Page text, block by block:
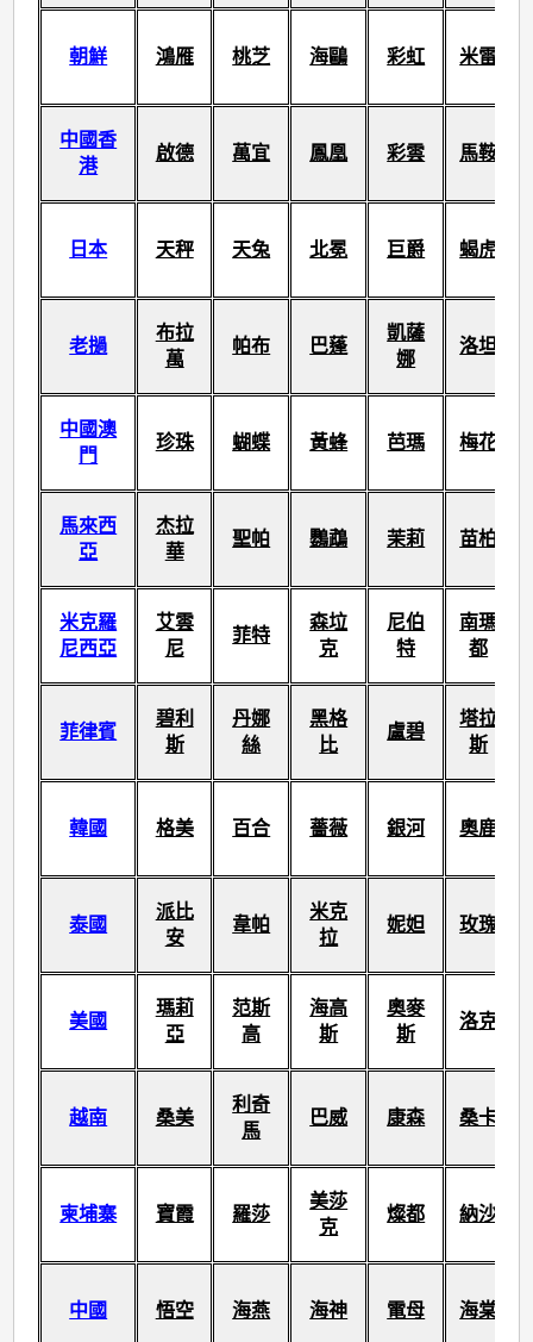
朝鮮 鴻雁 桃芝 海鷗 彩虹 米雷
中國香
港
啟德 萬宜 鳳凰 彩雲 馬鞍
日本 天秤 天兔 北冕 巨爵 蝎虎
老撾
布拉
萬
帕布 巴蓬
凱薩
娜
洛坦
中國澳
門
珍珠 蝴蝶 黃蜂 芭瑪 梅花
馬來西
亞
杰拉
華
聖帕 鸚鵡 茉莉 苗柏
米克羅
尼西亞
艾雲
尼
菲特
森垃
克
尼伯
特
南瑪
都
菲律賓
碧利
斯
丹娜
絲
黑格
比
盧碧
塔拉
斯
韓國 格美 百合 薔薇 銀河 奧鹿
泰國
派比
安
韋帕
米克
拉
妮妲 玫瑰
美國
瑪莉
亞
范斯
高
海高
斯
奧麥
斯
洛克
越南 桑美
利奇
馬
巴威 康森 桑卡
柬埔寨 寶霞 羅莎
美莎
克
燦都 納沙
中國 悟空 海燕 海神 電母 海棠